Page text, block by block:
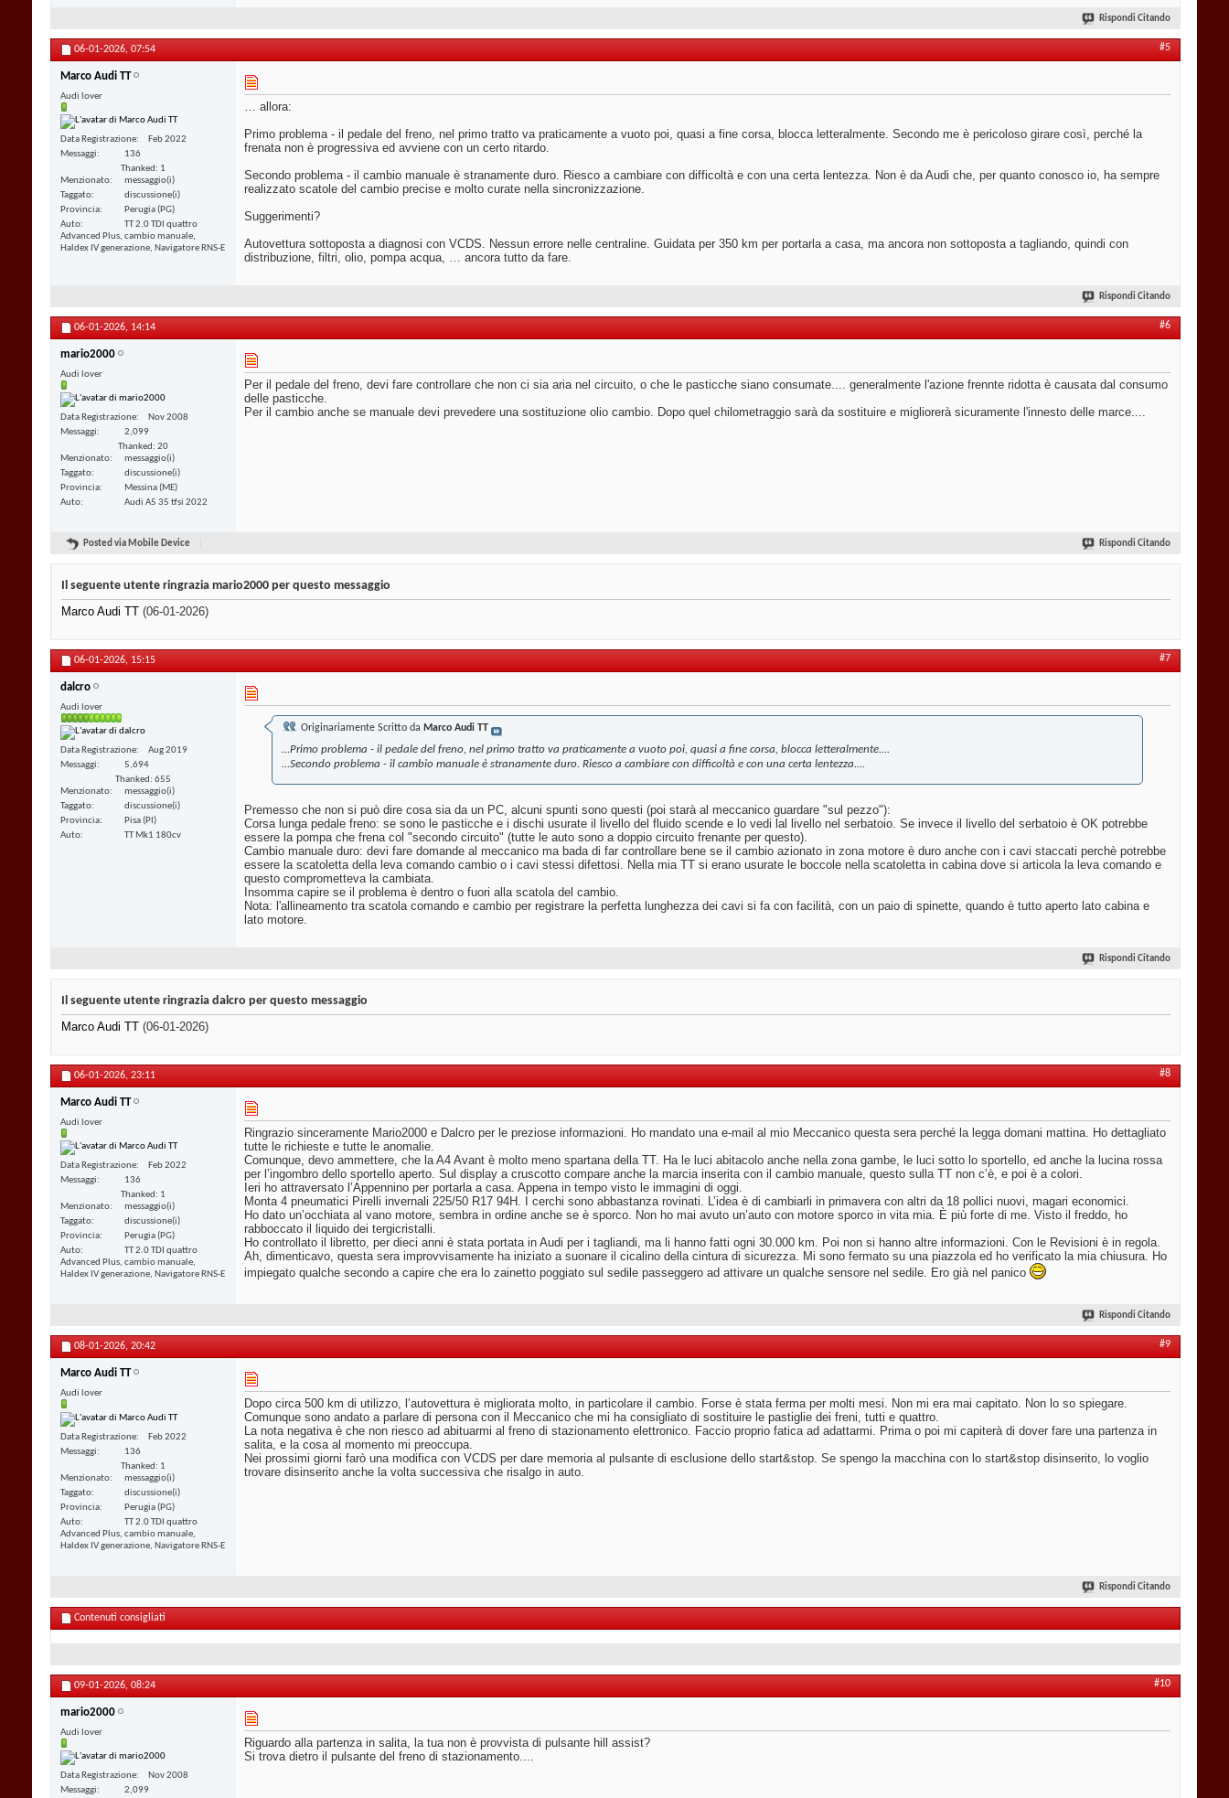
Rispondi Citando
06-01-2026, 07:54 #5
Marco Audi TT
Audi lover
Data Registrazione
Feb 2022
Messaggi
136
Thanked: 1
Menzionato
messaggio(i)
Taggato
discussione(i)
Provincia
Perugia (PG)
Auto
TT 2.0 TDI quattro
Advanced Plus, cambio manuale,
Haldex IV generazione, Navigatore RNS-E
… allora:
Primo problema - il pedale del freno, nel primo tratto va praticamente a vuoto poi, quasi a fine corsa, blocca letteralmente. Secondo me è pericoloso girare così, perché la
frenata non è progressiva ed avviene con un certo ritardo.
Secondo problema - il cambio manuale è stranamente duro. Riesco a cambiare con difficoltà e con una certa lentezza. Non è da Audi che, per quanto conosco io, ha sempre
realizzato scatole del cambio precise e molto curate nella sincronizzazione.
Suggerimenti?
Autovettura sottoposta a diagnosi con VCDS. Nessun errore nelle centraline. Guidata per 350 km per portarla a casa, ma ancora non sottoposta a tagliando, quindi con
distribuzione, filtri, olio, pompa acqua, … ancora tutto da fare.
Rispondi Citando
06-01-2026, 14:14 #6
mario2000
Audi lover
Data Registrazione
Nov 2008
Messaggi
2,099
Thanked: 20
Menzionato
messaggio(i)
Taggato
discussione(i)
Provincia
Messina (ME)
Auto
Audi A5 35 tfsi 2022
Per il pedale del freno, devi fare controllare che non ci sia aria nel circuito, o che le pasticche siano consumate.... generalmente l'azione frennte ridotta è causata dal consumo
delle pasticche.
Per il cambio anche se manuale devi prevedere una sostituzione olio cambio. Dopo quel chilometraggio sarà da sostituire e migliorerà sicuramente l'innesto delle marce....
Rispondi Citando
Posted via Mobile Device
Il seguente utente ringrazia mario2000 per questo messaggio
Marco Audi TT (06-01-2026)
06-01-2026, 15:15 #7
dalcro
Audi lover
Data Registrazione
Aug 2019
Messaggi
5,694
Thanked: 655
Menzionato
messaggio(i)
Taggato
discussione(i)
Provincia
Pisa (PI)
Auto
TT Mk1 180cv
Originariamente Scritto da Marco Audi TT
…Primo problema - il pedale del freno, nel primo tratto va praticamente a vuoto poi, quasi a fine corsa, blocca letteralmente....
...Secondo problema - il cambio manuale è stranamente duro. Riesco a cambiare con difficoltà e con una certa lentezza....
Premesso che non si può dire cosa sia da un PC, alcuni spunti sono questi (poi starà al meccanico guardare "sul pezzo"):
Corsa lunga pedale freno: se sono le pasticche e i dischi usurate il livello del fluido scende e lo vedi lal livello nel serbatoio. Se invece il livello del serbatoio è OK potrebbe
essere la pompa che frena col "secondo circuito" (tutte le auto sono a doppio circuito frenante per questo).
Cambio manuale duro: devi fare domande al meccanico ma bada di far controllare bene se il cambio azionato in zona motore è duro anche con i cavi staccati perchè potrebbe
essere la scatoletta della leva comando cambio o i cavi stessi difettosi. Nella mia TT si erano usurate le boccole nella scatoletta in cabina dove si articola la leva comando e
questo comprometteva la cambiata.
Insomma capire se il problema è dentro o fuori alla scatola del cambio.
Nota: l'allineamento tra scatola comando e cambio per registrare la perfetta lunghezza dei cavi si fa con facilità, con un paio di spinette, quando è tutto aperto lato cabina e
lato motore.
Rispondi Citando
Il seguente utente ringrazia dalcro per questo messaggio
Marco Audi TT (06-01-2026)
06-01-2026, 23:11 #8
Marco Audi TT
Audi lover
Data Registrazione
Feb 2022
Messaggi
136
Thanked: 1
Menzionato
messaggio(i)
Taggato
discussione(i)
Provincia
Perugia (PG)
Auto
TT 2.0 TDI quattro
Advanced Plus, cambio manuale,
Haldex IV generazione, Navigatore RNS-E
Ringrazio sinceramente Mario2000 e Dalcro per le preziose informazioni. Ho mandato una e-mail al mio Meccanico questa sera perché la legga domani mattina. Ho dettagliato
tutte le richieste e tutte le anomalie.
Comunque, devo ammettere, che la A4 Avant è molto meno spartana della TT. Ha le luci abitacolo anche nella zona gambe, le luci sotto lo sportello, ed anche la lucina rossa
per l’ingombro dello sportello aperto. Sul display a cruscotto compare anche la marcia inserita con il cambio manuale, questo sulla TT non c’è, e poi è a colori.
Ieri ho attraversato l’Appennino per portarla a casa. Appena in tempo visto le immagini di oggi.
Monta 4 pneumatici Pirelli invernali 225/50 R17 94H. I cerchi sono abbastanza rovinati. L’idea è di cambiarli in primavera con altri da 18 pollici nuovi, magari economici.
Ho dato un’occhiata al vano motore, sembra in ordine anche se è sporco. Non ho mai avuto un’auto con motore sporco in vita mia. È più forte di me. Visto il freddo, ho
rabboccato il liquido dei tergicristalli.
Ho controllato il libretto, per dieci anni è stata portata in Audi per i tagliandi, ma li hanno fatti ogni 30.000 km. Poi non si hanno altre informazioni. Con le Revisioni è in regola.
Ah, dimenticavo, questa sera improvvisamente ha iniziato a suonare il cicalino della cintura di sicurezza. Mi sono fermato su una piazzola ed ho verificato la mia chiusura. Ho
impiegato qualche secondo a capire che era lo zainetto poggiato sul sedile passeggero ad attivare un qualche sensore nel sedile. Ero già nel panico
Rispondi Citando
08-01-2026, 20:42 #9
Marco Audi TT
Audi lover
Data Registrazione
Feb 2022
Messaggi
136
Thanked: 1
Menzionato
messaggio(i)
Taggato
discussione(i)
Provincia
Perugia (PG)
Auto
TT 2.0 TDI quattro
Advanced Plus, cambio manuale,
Haldex IV generazione, Navigatore RNS-E
Dopo circa 500 km di utilizzo, l’autovettura è migliorata molto, in particolare il cambio. Forse è stata ferma per molti mesi. Non mi era mai capitato. Non lo so spiegare.
Comunque sono andato a parlare di persona con il Meccanico che mi ha consigliato di sostituire le pastiglie dei freni, tutti e quattro.
La nota negativa è che non riesco ad abituarmi al freno di stazionamento elettronico. Faccio proprio fatica ad adattarmi. Prima o poi mi capiterà di dover fare una partenza in
salita, e la cosa al momento mi preoccupa.
Nei prossimi giorni farò una modifica con VCDS per dare memoria al pulsante di esclusione dello start&stop. Se spengo la macchina con lo start&stop disinserito, lo voglio
trovare disinserito anche la volta successiva che risalgo in auto.
Rispondi Citando
Contenuti consigliati
09-01-2026, 08:24 #10
mario2000
Audi lover
Data Registrazione
Nov 2008
Messaggi
2,099
Riguardo alla partenza in salita, la tua non è provvista di pulsante hill assist?
Si trova dietro il pulsante del freno di stazionamento....